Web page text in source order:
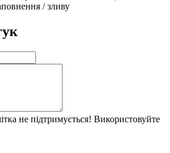
/ зливу
не підтримується! Використовуйте